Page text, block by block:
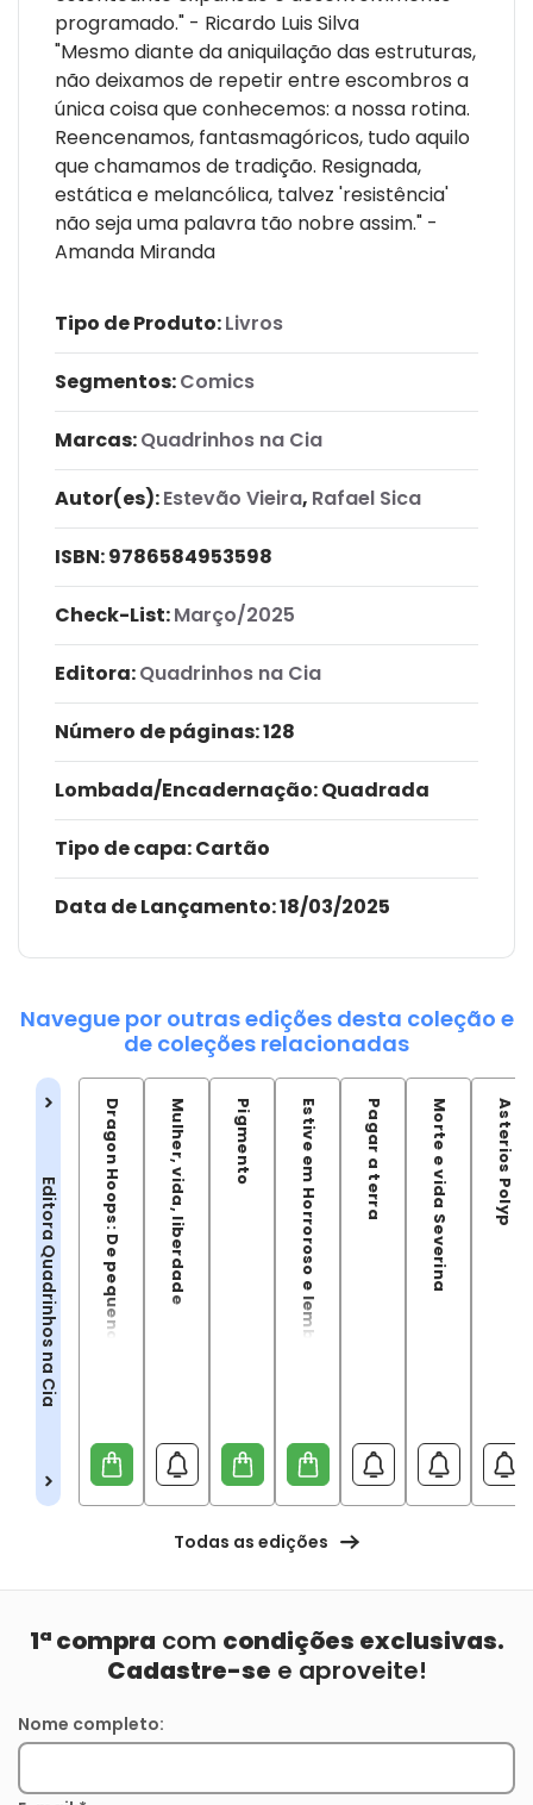
programado." - Ricardo Luis Silva
"Mesmo diante da aniquilação das estruturas,
não deixamos de repetir entre escombros a
única coisa que conhecemos: a nossa rotina.
Reencenamos, fantasmagóricos, tudo aquilo
que chamamos de tradição. Resignada,
estática e melancólica, talvez 'resistência'
não seja uma palavra tão nobre assim." -
Amanda Miranda
Tipo de Produto:Livros
Segmentos:Comics
Marcas:Quadrinhos na Cia
Autor(es):Estevão Vieira, Rafael Sica
ISBN:9786584953598
Check-List:Março/2025
Editora:Quadrinhos na Cia
Número de páginas: 128
Lombada/Encadernação: Quadrada
Tipo de capa:Cartão
Data de Lançamento:18/03/2025
Navegue por outras edições desta coleção e
de coleções relacionadas
Editora Quadrinhos na CiaDragon Hoops: De pequenos passos a grandes saltos Mulher, vida, liberdade Pigmento Estive em Horroroso e lembrei de você Pagar a terra Morte e vida Severina Asterios Polyp
Todas as edições